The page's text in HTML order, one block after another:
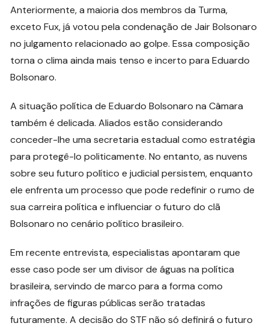
Anteriormente, a maioria dos membros da Turma,
exceto Fux, já votou pela condenação de Jair Bolsonaro
no julgamento relacionado ao golpe. Essa composição
torna o clima ainda mais tenso e incerto para Eduardo
Bolsonaro.
A situação política de Eduardo Bolsonaro na Câmara
também é delicada. Aliados estão considerando
conceder-lhe uma secretaria estadual como estratégia
para protegê-lo politicamente. No entanto, as nuvens
sobre seu futuro político e judicial persistem, enquanto
ele enfrenta um processo que pode redefinir o rumo de
sua carreira política e influenciar o futuro do clã
Bolsonaro no cenário político brasileiro.
Em recente entrevista, especialistas apontaram que
esse caso pode ser um divisor de águas na política
brasileira, servindo de marco para a forma como
infrações de figuras públicas serão tratadas
futuramente. A decisão do STF não só definirá o futuro